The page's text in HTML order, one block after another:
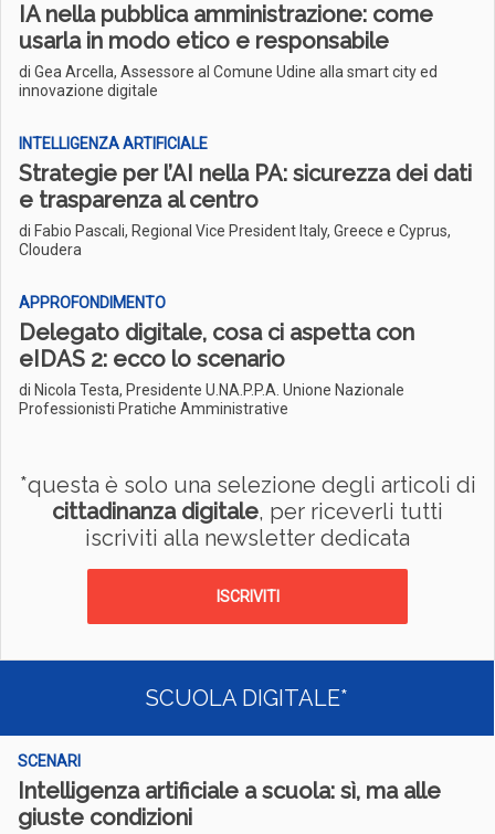
IA nella pubblica amministrazione: come
usarla in modo etico e responsabile
di Gea Arcella, Assessore al Comune Udine alla smart city ed
innovazione digitale
INTELLIGENZA ARTIFICIALE
Strategie per l’AI nella PA: sicurezza dei dati
e trasparenza al centro
di Fabio Pascali, Regional Vice President Italy, Greece e Cyprus,
Cloudera
APPROFONDIMENTO
Delegato digitale, cosa ci aspetta con
eIDAS 2: ecco lo scenario
di Nicola Testa, Presidente U.NA.P.P.A. Unione Nazionale
Professionisti Pratiche Amministrative
*questa è solo una selezione degli articoli di
cittadinanza digitale, per riceverli tutti
iscriviti alla newsletter dedicata
ISCRIVITI
SCUOLA DIGITALE*
SCENARI
Intelligenza artificiale a scuola: sì, ma alle
giuste condizioni